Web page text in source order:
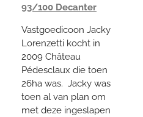
93/100 Decanter
Vastgoedicoon Jacky
Lorenzetti kocht in
2009 Château
Pédesclaux die toen
26ha was. Jacky was
toen al van plan om
met deze ingeslapen